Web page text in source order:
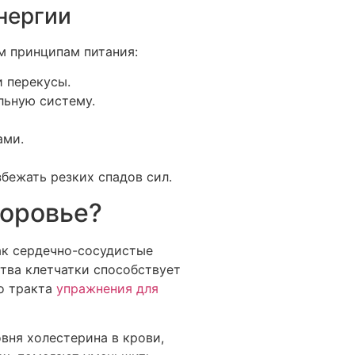
принципам питания:
перекусы.
систему.
резких спадов сил.
сердечно-сосудистые
клетчатки способствует
тракта упражнения для
холестерина в крови,